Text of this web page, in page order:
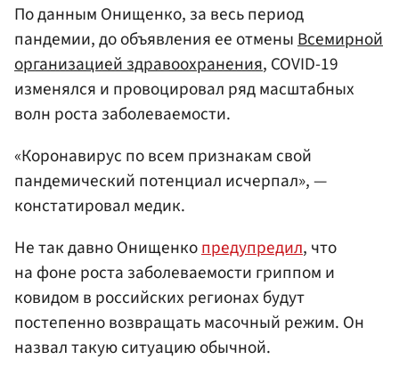
По данным Онищенко, за весь период
пандемии, до объявления ее отмены Всемирной
организацией здравоохранения, COVID-19
изменялся и провоцировал ряд масштабных
волн роста заболеваемости.
«Коронавирус по всем признакам свой
пандемический потенциал исчерпал», —
констатировал медик.
Не так давно Онищенкопредупредил, что
на фоне роста заболеваемости гриппом и
ковидом в российских регионах будут
постепенно возвращать масочный режим. Он
назвал такую ситуацию обычной.